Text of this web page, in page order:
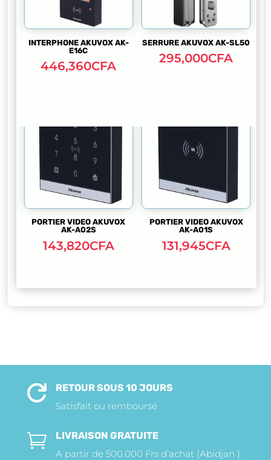
INTERPHONE AKUVOX AK-
E16C
446,360CFA
SERRURE AKUVOX AK-SL50
295,000CFA
PORTIER VIDEO AKUVOX
AK-A02S
143,820CFA
PORTIER VIDEO AKUVOX
AK-A01S
131,945CFA

RETOUR SOUS 10 JOURS
Satisfait ou remboursé

LIVRAISON GRATUITE
A partir de 500.000 Frs d’achat (Abidjan )